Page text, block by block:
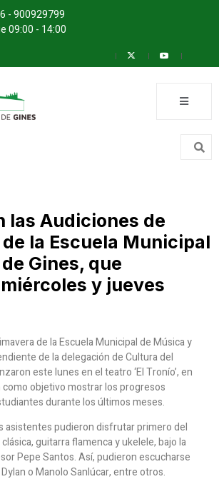
- 900929799
09:00 - 14:00
las Audiciones de
la Escuela Municipal
Gines, que
y jueves
de la Escuela Municipal de Música y
de la delegación de Cultura del
este lunes en el teatro ‘El Tronío’, en
objetivo mostrar los progresos
durante los últimos meses.
asistentes pudieron disfrutar primero del
guitarra flamenca y ukelele, bajo la
Pepe Santos. Así, pudieron escucharse
o Manolo Sanlúcar, entre otros.